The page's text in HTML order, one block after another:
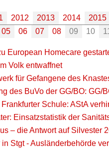
2012 2013 2014
2015
05 06 07 08 09 10
European Homecare
Volk entwaffnet
für Gefangene des
des BuVo der GG/BO: GG/
Schule: AStA
Einsatzstatistik der
– die Antwort auf Silvester
in Stgt - Ausländerbehörde